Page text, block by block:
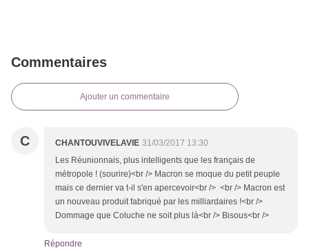
Commentaires
Ajouter un commentaire
C CHANTOUVIVELAVIE 31/03/2017 13:30
Les Réunionnais, plus intelligents que les français de
métropole ! (sourire)<br /> Macron se moque du petit peuple
mais ce dernier va t-il s'en apercevoir<br /> <br /> Macron est
un nouveau produit fabriqué par les milliardaires !<br />
Dommage que Coluche ne soit plus là<br /> Bisous<br />
Répondre